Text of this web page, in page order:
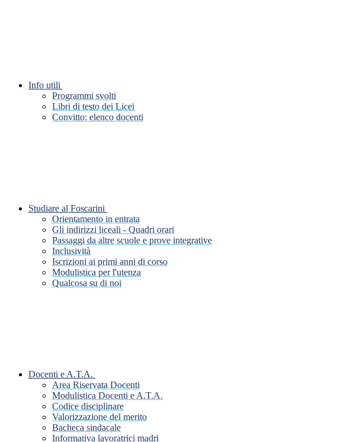
Info utili
Programmi svolti
Libri di testo dei Licei
Convitto: elenco docenti
Studiare al Foscarini
Orientamento in entrata
Gli indirizzi liceali - Quadri orari
Passaggi da altre scuole e prove integrative
Inclusività
Iscrizioni ai primi anni di corso
Modulistica per l'utenza
Qualcosa su di noi
Docenti e A.T.A.
Area Riservata Docenti
Modulistica Docenti e A.T.A.
Codice disciplinare
Valorizzazione del merito
Bacheca sindacale
Informativa lavoratrici madri